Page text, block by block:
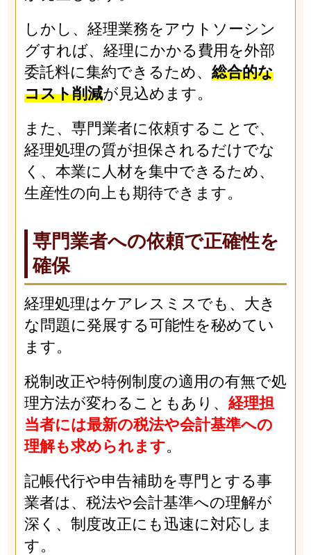
しかし、経理業務をアウトソーシン
グすれば、経理にかかる費用を外部
委託料に集約できるため、 総合的な
コスト削減が見込めます。
また、専門業者に依頼することで、
経理処理の質が担保されるだけでな
く、本業に人材を集中できるため、
生産性の向上も期待できます。
専門業者への依頼で正確性を
確保
経理処理はケアレスミスでも、大き
な問題に発展する可能性を秘めてい
ます。
税制改正や特例制度の適用の有無で処
理方法が変わることもあり、 経理担
当者には最新の税法や会計基準への
理解も求められます。
記帳代行や申告補助を専門とする事
業者は、税法や会計基準への理解が
深く、制度改正にも迅速に対応しま
す。